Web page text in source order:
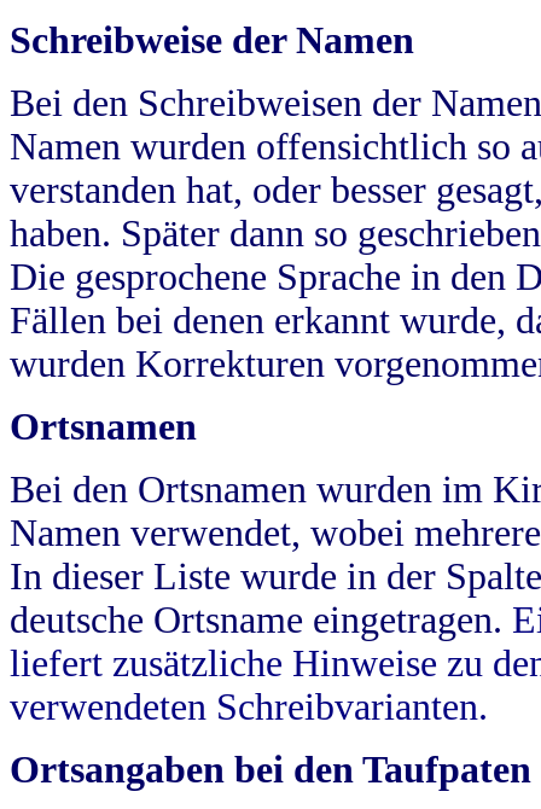
Schreibweise der Namen
Bei den Schreibweisen der
Namen wurden offensichtlich so
verstanden hat, oder besser
haben. Später dann so
Die gesprochene Sprache in
Fällen bei denen erkannt wurde,
wurden Korrekturen
Ortsnamen
Bei den Ortsnamen wurden im
Namen verwendet, wobei
In dieser Liste wurde in der
deutsche Ortsname eingetragen.
liefert zusätzliche Hinweise zu
verwendeten Schreibvarianten.
Ortsangaben bei den Taufpaten